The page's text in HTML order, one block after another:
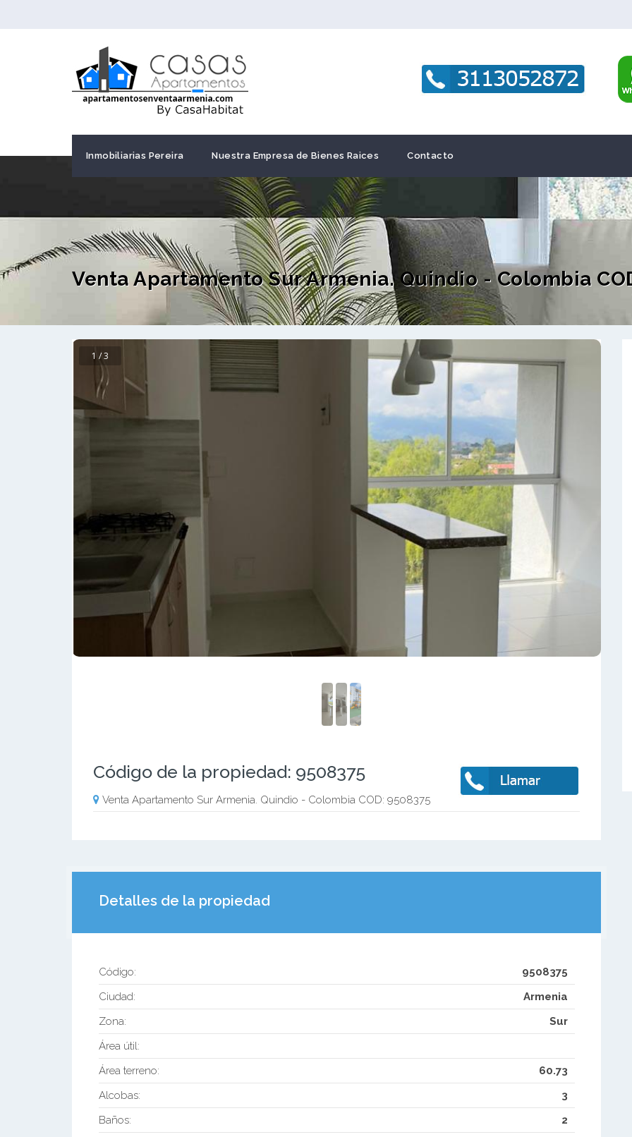
Inmobiliarias Pereira Nuestra Empresa de Bienes Raices Contacto
Venta Apartamento Sur Armenia. Quindio - Colombia
1 / 3
Código de la propiedad: 9508375
Venta Apartamento Sur Armenia. Quindio - Colombia COD: 9508375
Detalles de la propiedad
Código:
9508375
Ciudad:
Armenia
Zona:
Sur
Área útil:
Área terreno:
60.73
Alcobas:
3
Baños:
2